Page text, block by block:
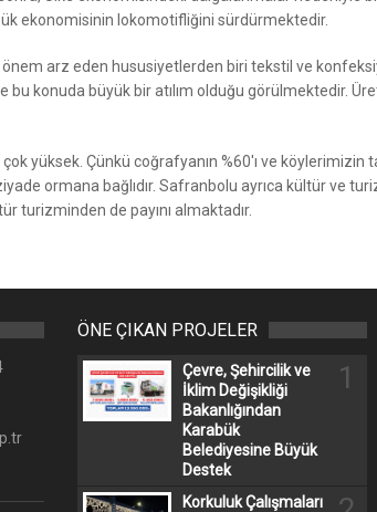
ekonomisinin lokomotifliğini sürdürmektedir.
arz eden hususiyetlerden biri tekstil ve
bu konuda büyük bir atılım olduğu görülmektedir.
yüksek. Çünkü coğrafyanın %60'ı ve köylerimizin
ormana bağlıdır. Safranbolu ayrıca kültür ve
turizminden de payını almaktadır.
ÖNE ÇIKAN PROJELER
Çevre, Şehircilik ve
İklim Değişikliği
Bakanlığından
Karabük
Belediyesine Büyük
Destek
1
Korkuluk Çalışmaları